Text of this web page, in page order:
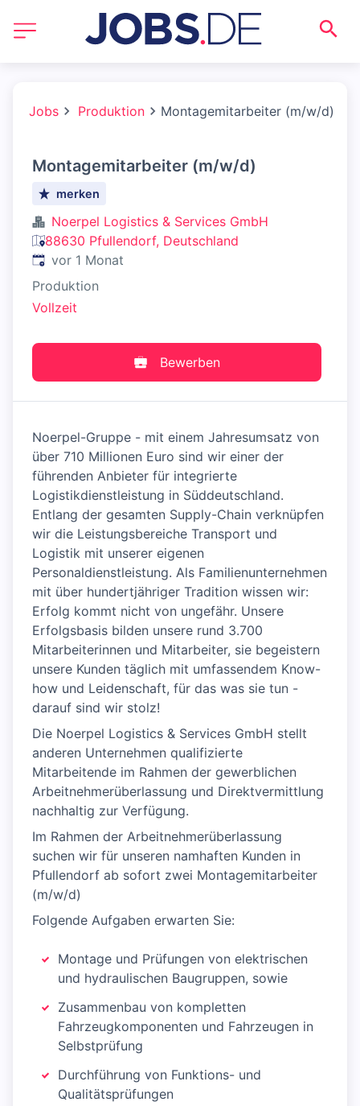
Jobs Produktion Montagemitarbeiter (m/w/d)
Montagemitarbeiter (m/w/d)
merken
Noerpel Logistics & Services GmbH
88630 Pfullendorf, Deutschland
Veröffentlicht:
vor 1 Monat
Produktion
Vollzeit
Bewerben
Noerpel-Gruppe - mit einem Jahresumsatz von
über 710 Millionen Euro sind wir einer der
führenden Anbieter für integrierte
Logistikdienstleistung in Süddeutschland.
Entlang der gesamten Supply-Chain verknüpfen
wir die Leistungsbereiche Transport und
Logistik mit unserer eigenen
Personaldienstleistung. Als Familienunternehmen
mit über hundertjähriger Tradition wissen wir:
Erfolg kommt nicht von ungefähr. Unsere
Erfolgsbasis bilden unsere rund 3.700
Mitarbeiterinnen und Mitarbeiter, sie begeistern
unsere Kunden täglich mit umfassendem Know-
how und Leidenschaft, für das was sie tun -
darauf sind wir stolz!
Die Noerpel Logistics & Services GmbH stellt
anderen Unternehmen qualifizierte
Mitarbeitende im Rahmen der gewerblichen
Arbeitnehmerüberlassung und Direktvermittlung
nachhaltig zur Verfügung.
Im Rahmen der Arbeitnehmerüberlassung
suchen wir für unseren namhaften Kunden in
Pfullendorf ab sofort zwei Montagemitarbeiter
(m/w/d)
Folgende Aufgaben erwarten Sie:
Montage und Prüfungen von elektrischen
und hydraulischen Baugruppen, sowie
Zusammenbau von kompletten
Fahrzeugkomponenten und Fahrzeugen in
Selbstprüfung
Durchführung von Funktions- und
Qualitätsprüfungen